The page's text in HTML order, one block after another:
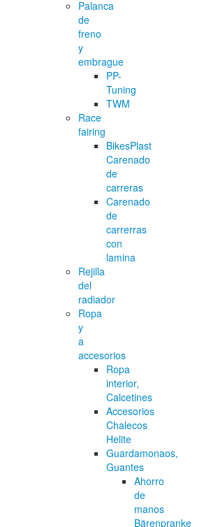
Palanca
de
freno
y
embrague
PP-
Tuning
TWM
Race
fairing
BikesPlast
Carenado
de
carreras
Carenado
de
carrerras
con
lamina
Rejilla
del
radiador
Ropa
y
a
accesorios
Ropa
interior,
Calcetines
Accesorios
Chalecos
Helite
Guardamonaos,
Guantes
Ahorro
de
manos
Bärenpranke